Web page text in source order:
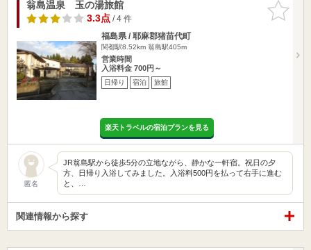
お気に入
りに追加
翁島温泉 玉の湯旅館
3.3点/ 4 件
福島県 / 耶麻郡猪苗代町
関都駅8.52km 翁島駅405m
営業時間
入浴料金 700円～
日帰り 宿泊 旅館
楽天トラベルの宿泊プランを見る
匿名
JR翁島駅から徒歩5分の立地ながら、静かな一軒宿。祝日の夕
方、日帰り入浴してみました。入浴料500円を払って右手に進む
と、…
関連情報から探す